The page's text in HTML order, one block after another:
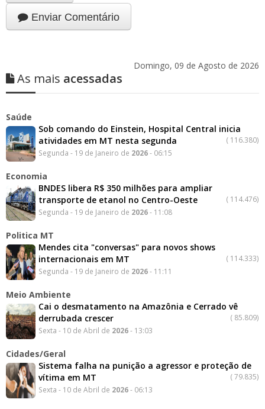
Enviar Comentário
Domingo, 09 de Agosto de 2026
As mais acessadas
Saúde
Sob comando do Einstein, Hospital Central inicia
atividades em MT nesta segunda
( 116.380)
Segunda - 19 de Janeiro de 2026- 06:15
Economia
BNDES libera R$ 350 milhões para ampliar
transporte de etanol no Centro-Oeste
( 114.476)
Segunda - 19 de Janeiro de 2026- 11:08
Politica MT
Mendes cita "conversas" para novos shows
internacionais em MT
( 114.333)
Segunda - 19 de Janeiro de 2026- 11:11
Meio Ambiente
Cai o desmatamento na Amazônia e Cerrado vê
derrubada crescer
( 85.809)
Sexta - 10 de Abril de 2026- 13:03
Cidades/Geral
Sistema falha na punição a agressor e proteção de
vítima em MT
(79.835)
Sexta - 10 de Abril de 2026- 06:13